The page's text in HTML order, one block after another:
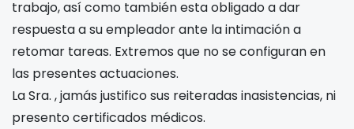
trabajo, así como también esta obligado a dar
respuesta a su empleador ante la intimación a
retomar tareas. Extremos que no se configuran en
las presentes actuaciones.
La Sra. , jamás justifico sus reiteradas inasistencias, ni
presento certificados médicos.